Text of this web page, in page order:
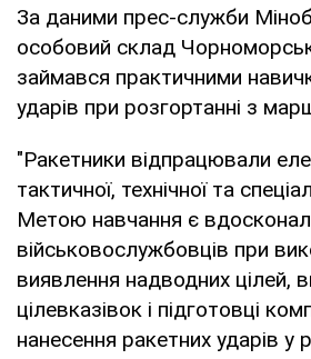
За даними прес-служби
особовий склад
займався практичними
ударів при розгортанні з
"Ракетники відпрацювали
тактичної, технічної та
Метою навчання є
військовослужбовців при
виявлення надводних цілей,
цілевказівок і підготовці
нанесення ракетних ударів у